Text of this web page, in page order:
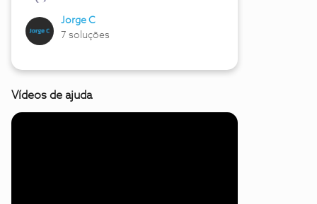
Jorge C
7 soluções
Vídeos de ajuda